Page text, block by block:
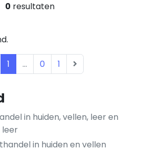
in huiden, vellen, leer en
leer
in huiden en vellen
0 resultaten
1 ... 0 1